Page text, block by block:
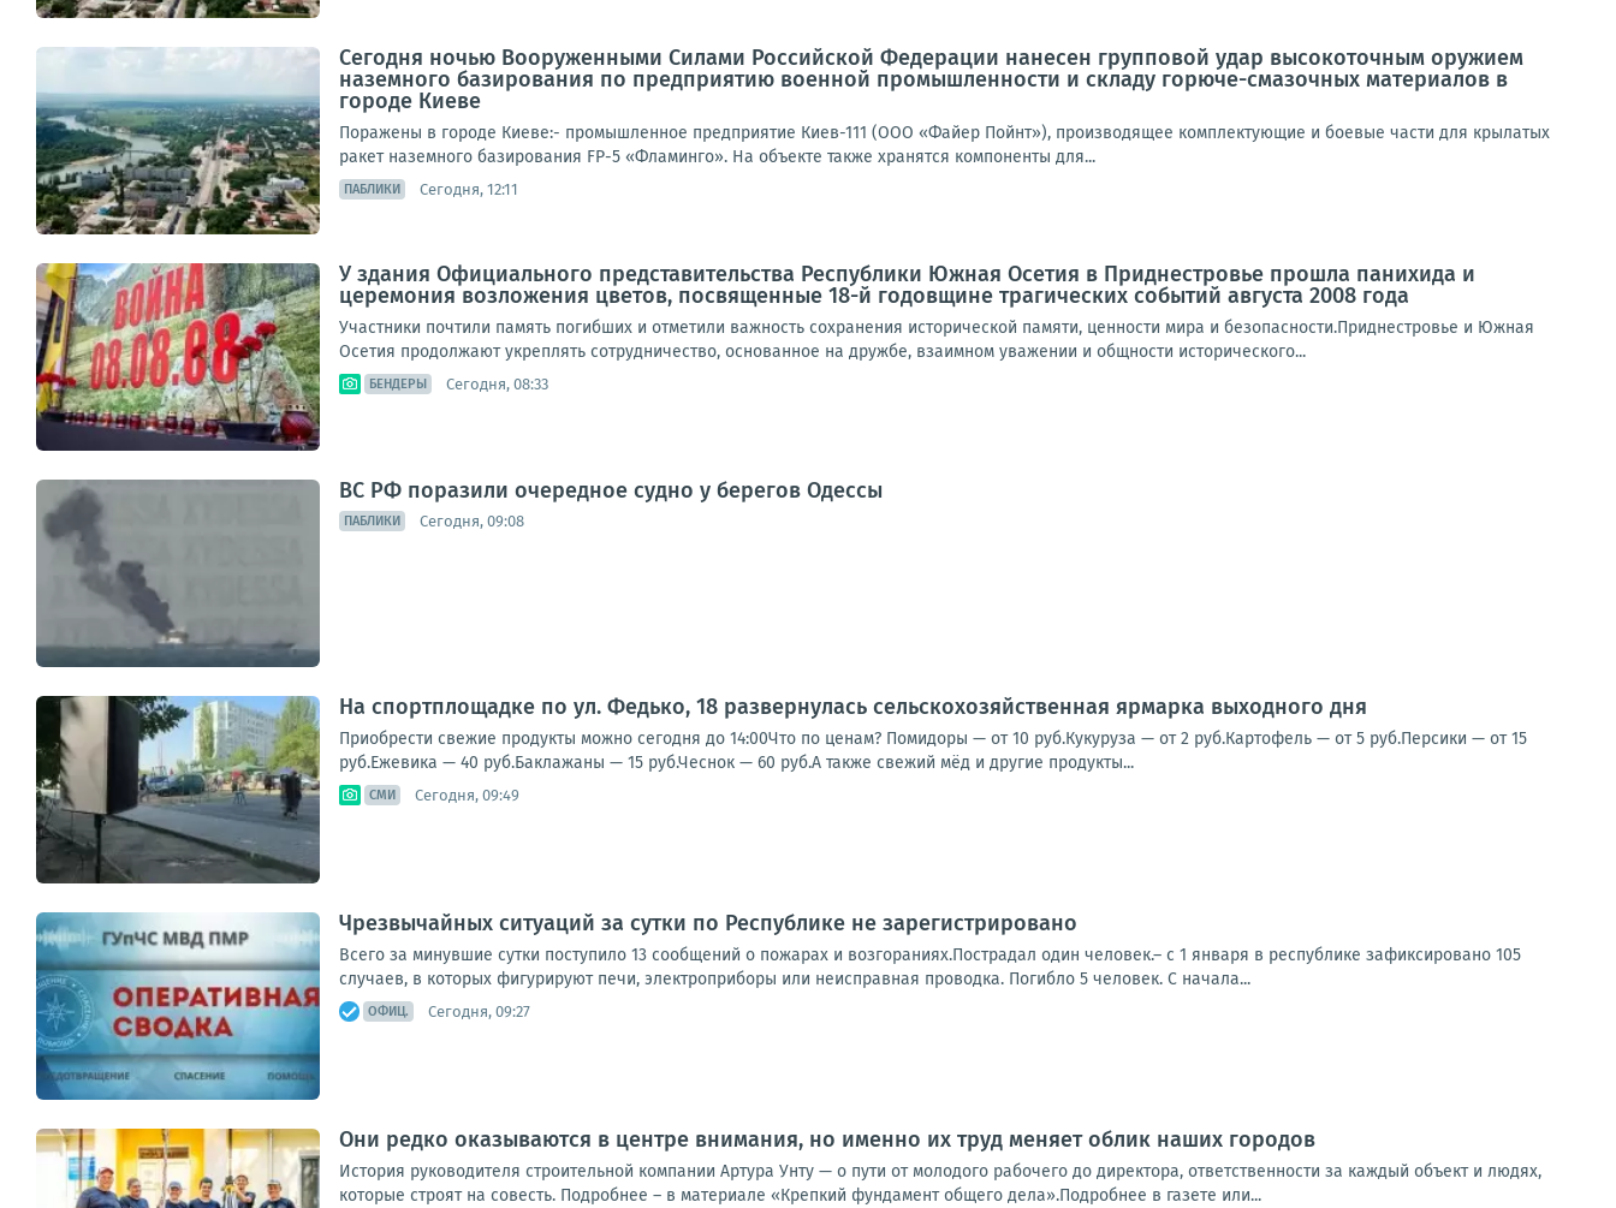
Сегодня ночью Вооруженными Силами Российской Федерации нанесен групповой удар высокоточным оружием
наземного базирования по предприятию военной промышленности и складу горюче-смазочных материалов в
городе Киеве
Поражены в городе Киеве:- промышленное предприятие Киев-111 (ООО «Файер Пойнт»), производящее комплектующие и боевые части для крылатых
ракет наземного базирования FP-5 «Фламинго». На объекте также хранятся компоненты для...
ПАБЛИКИ Сегодня, 12:11
У здания Официального представительства Республики Южная Осетия в Приднестровье прошла панихида и
церемония возложения цветов, посвященные 18-й годовщине трагических событий августа 2008 года
Участники почтили память погибших и отметили важность сохранения исторической памяти, ценности мира и безопасности.Приднестровье и Южная
Осетия продолжают укреплять сотрудничество, основанное на дружбе, взаимном уважении и общности исторического...
БЕНДЕРЫ Сегодня, 08:33
ВС РФ поразили очередное судно у берегов Одессы
ПАБЛИКИ Сегодня, 09:08
На спортплощадке по ул. Федько, 18 развернулась сельскохозяйственная ярмарка выходного дня
Приобрести свежие продукты можно сегодня до 14:00Что по ценам? Помидоры — от 10 руб.Кукуруза — от 2 руб.Картофель — от 5 руб.Персики — от 15
руб.Ежевика — 40 руб.Баклажаны — 15 руб.Чеснок — 60 руб.А также свежий мёд и другие продукты...
СМИ Сегодня, 09:49
Чрезвычайных ситуаций за сутки по Республике не зарегистрировано
Всего за минувшие сутки поступило 13 сообщений о пожарах и возгораниях.Пострадал один человек.– с 1 января в республике зафиксировано 105
случаев, в которых фигурируют печи, электроприборы или неисправная проводка. Погибло 5 человек. С начала...
ОФИЦ. Сегодня, 09:27
Они редко оказываются в центре внимания, но именно их труд меняет облик наших городов
История руководителя строительной компании Артура Унту — о пути от молодого рабочего до директора, ответственности за каждый объект и людях,
которые строят на совесть. Подробнее – в материале «Крепкий фундамент общего дела».Подробнее в газете или...